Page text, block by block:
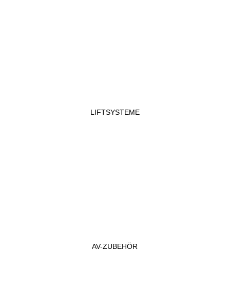
LIFTSYSTEME
AV-ZUBEHÖR